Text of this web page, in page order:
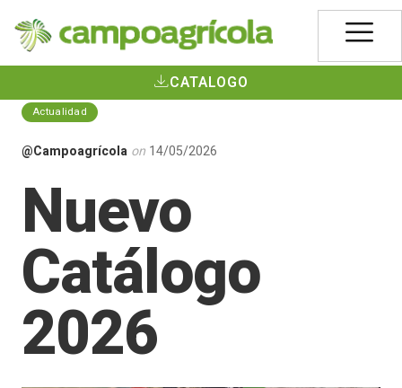
CATALOGO
Actualidad
@Campoagrícola on 14/05/2026
Nuevo
Catálogo
2026